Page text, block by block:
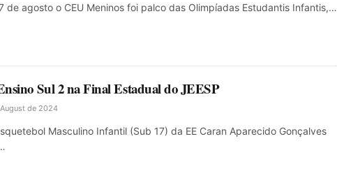
de agosto o CEU Meninos foi palco das Olimpíadas Estudantis Infantis,…
Sul 2 na Final Estadual do JEESP
de 2024
Masculino Infantil (Sub 17) da EE Caran Aparecido Gonçalves